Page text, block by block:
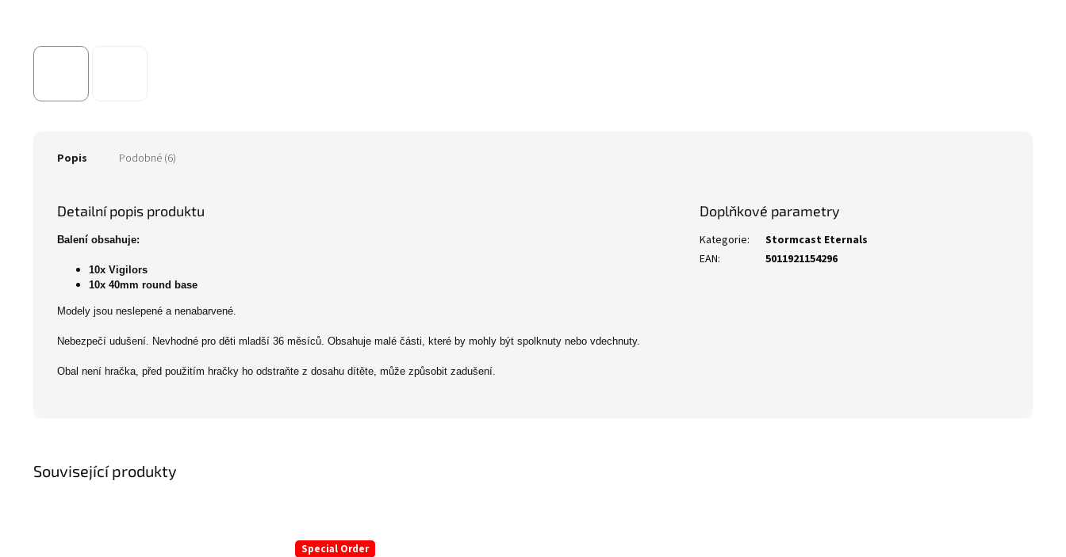
Související produkty
Special Order
Popis Podobné (6)
Detailní popis produktu
Balení obsahuje:
10x Vigilors
10x 40mm round base
Modely jsou neslepené a nenabarvené.
Nebezpečí udušení. Nevhodné pro děti mladší 36 měsíců. Obsahuje malé části, které by mohly být spolknuty nebo vdechnuty.
Obal není hračka, před použitím hračky ho odstraňte z dosahu dítěte, může způsobit zadušení.
Doplňkové parametry
Kategorie:
Stormcast Eternals
EAN: 5011921154296